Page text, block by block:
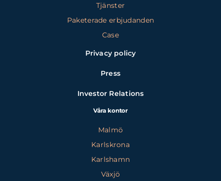
Tjänster
Paketerade erbjudanden
Case
Privacy policy
Press
Investor Relations
Våra kontor
Malmö
Karlskrona
Karlshamn
Växjö